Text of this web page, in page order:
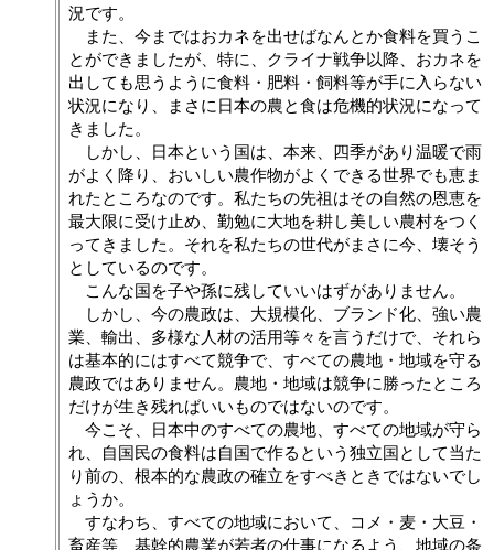
況です。
また、今まではおカネを出せばなんとか食料を買うこ
とができましたが、特に、クライナ戦争以降、おカネを
出しても思うように食料・肥料・飼料等が手に入らない
状況になり、まさに日本の農と食は危機的状況になって
きました。
しかし、日本という国は、本来、四季があり温暖で雨
がよく降り、おいしい農作物がよくできる世界でも恵ま
れたところなのです。私たちの先祖はその自然の恩恵を
最大限に受け止め、勤勉に大地を耕し美しい農村をつく
ってきました。それを私たちの世代がまさに今、壊そう
としているのです。
こんな国を子や孫に残していいはずがありません。
しかし、今の農政は、大規模化、ブランド化、強い農
業、輸出、多様な人材の活用等々を言うだけで、それら
は基本的にはすべて競争で、すべての農地・地域を守る
農政ではありません。農地・地域は競争に勝ったところ
だけが生き残ればいいものではないのです。
今こそ、日本中のすべての農地、すべての地域が守ら
れ、自国民の食料は自国で作るという独立国として当た
り前の、根本的な農政の確立をすべきときではないでし
ょうか。
すなわち、すべての地域において、コメ・麦・大豆・
畜産等、基幹的農業が若者の仕事になるよう、地域の条